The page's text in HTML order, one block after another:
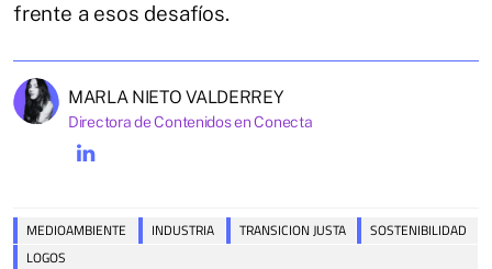
frente a esos desafíos.
MARLA NIETO VALDERREY
Directora de Contenidos en Conecta
MEDIOAMBIENTE INDUSTRIA TRANSICION JUSTA
SOSTENIBILIDAD
LOGOS